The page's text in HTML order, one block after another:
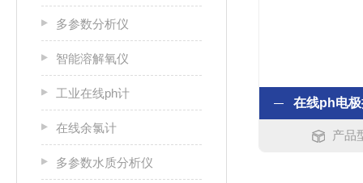
多参数分析仪
智能溶解氧仪
工业在线ph计
在线余氯计
多参数水质分析仪
产品